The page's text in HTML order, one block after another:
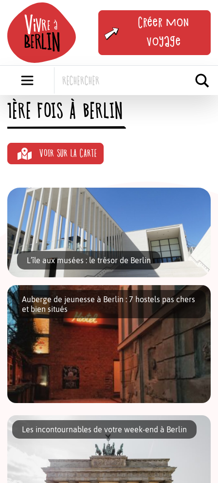
content
Créer mon
voyage
1ÈRE FOIS À BERLIN
VOIR SUR LA CARTE
L’île aux musées : le trésor de Berlin
L’île aux musées – Museumsinsel – est un des endroits les
plus remarquables de la capitale allemande. Elle était déjà
bien avant la guerre le centre culturel de Berlin. Si […]
Auberge de jeunesse à Berlin : 7 hostels pas chers
et bien situés
Globe-trotteur de passage à Berlin, copains, famille ou groupe
scolaire en voyage dans la capitale allemande, avez-vous
envisagé l’auberge de jeunesse comme solution de logement ?
Les incontournables de votre week-end à Berlin